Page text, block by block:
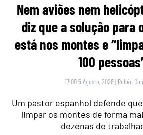
Nem aviões nem
diz que a solução para
está nos montes e
100
17:00 5 Agosto, 2026 | Rubén
Um pastor espanhol defende
limpar os montes de forma
dezenas de